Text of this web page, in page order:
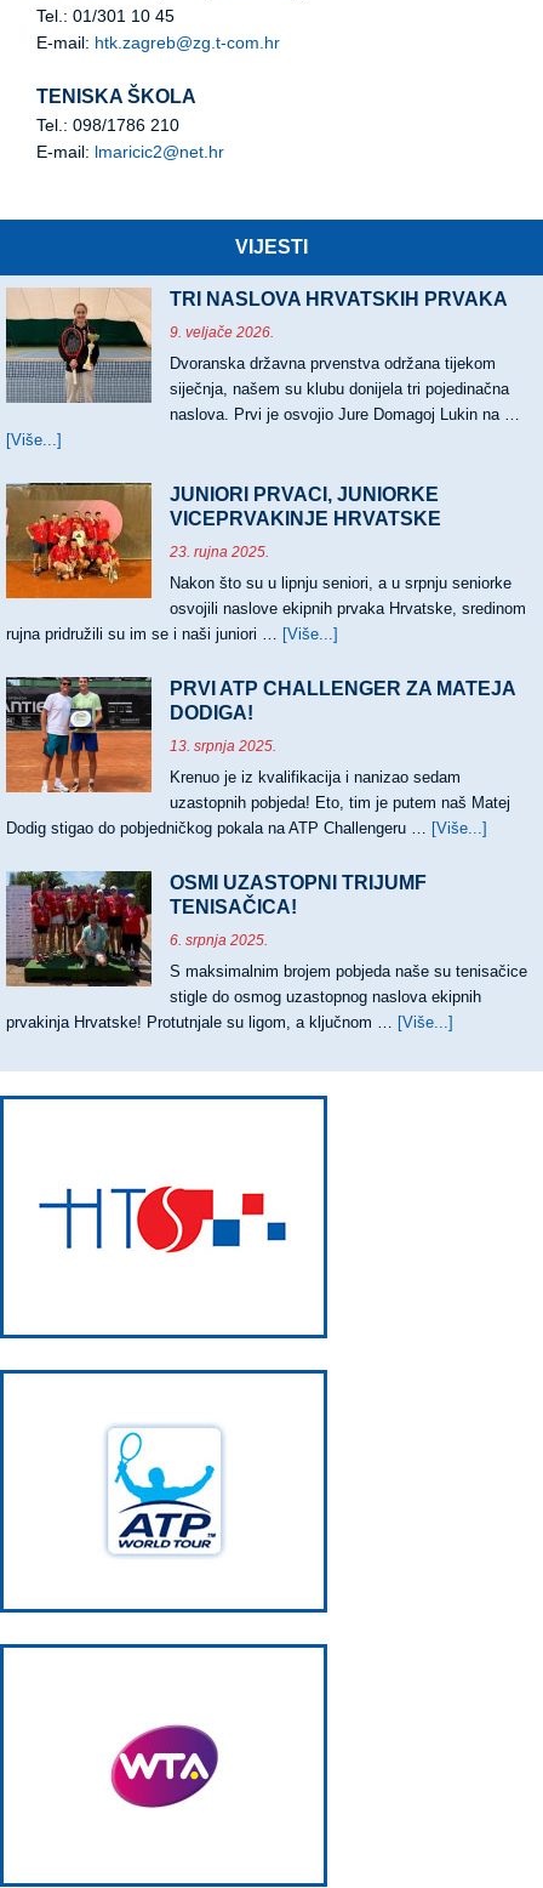
Tel.: 01/301 10 45
E-mail: htk.zagreb@zg.t-com.hr
TENISKA ŠKOLA
Tel.: 098/1786 210
E-mail: lmaricic2@net.hr
VIJESTI
TRI NASLOVA HRVATSKIH PRVAKA
9. veljače 2026.
Dvoranska državna prvenstva održana tijekom
siječnja, našem su klubu donijela tri pojedinačna
naslova. Prvi je osvojio Jure Domagoj Lukin na …
[Više...]
NASLOVA
HRVATSKIH
PRVAKA
JUNIORI PRVACI, JUNIORKE
VICEPRVAKINJE HRVATSKE
23. rujna 2025.
Nakon što su u lipnju seniori, a u srpnju seniorke
osvojili naslove ekipnih prvaka Hrvatske, sredinom
rujna pridružili su im se i naši juniori … [Više...]
PRVACI,
PRVI ATP CHALLENGER ZA MATEJA
DODIGA!
13. srpnja 2025.
Krenuo je iz kvalifikacija i nanizao sedam
uzastopnih pobjeda! Eto, tim je putem naš Matej
Dodig stigao do pobjedničkog pokala na ATP Challengeru … [Više...]
OSMI UZASTOPNI TRIJUMF
TENISAČICA!
6. srpnja 2025.
S maksimalnim brojem pobjeda naše su tenisačice
stigle do osmog uzastopnog naslova ekipnih
prvakinja Hrvatske! Protutnjale su ligom, a ključnom … [Više...]
UZASTOPNI